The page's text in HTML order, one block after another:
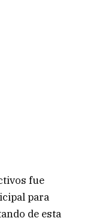
fue
para
de esta